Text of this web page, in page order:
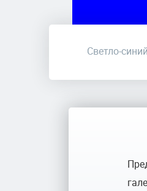
Светло-синий